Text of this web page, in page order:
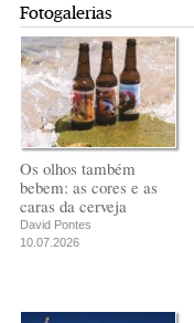
Fotogalerias
Os olhos também
bebem: as cores e as
caras da cerveja
David Pontes
10.07.2026